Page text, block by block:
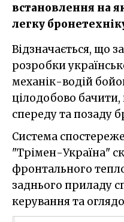
встановлення на
легку
Відзначається, що за допомогою нової
розробки
механік-водій
цілодобово бачити,
спереду та позаду
Система
"Трімен-Україна"
фронтального
заднього приладу
керування та